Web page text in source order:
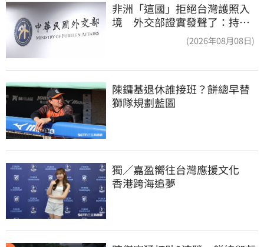
非洲「這國」拒絕台灣護照入
境 外交部證實發聲了：持續
(2026年08月08日)
陳鏞基退休誰接班？餅總早替
獅隊規劃藍圖
獨／嘉盈嚮往台灣應援文化
香港跨海追夢